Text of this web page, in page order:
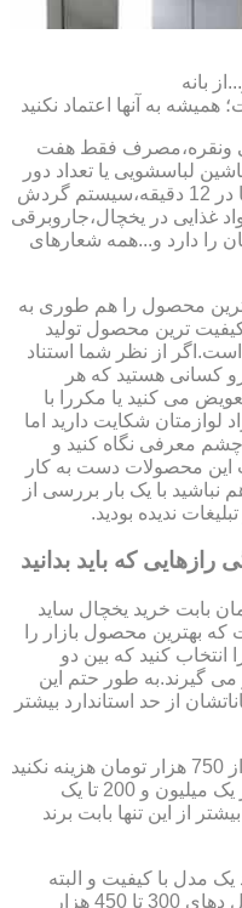
بانه
به آنها اعتماد نکنید
ونقره،مصرف فقط هفت
لباسشویی یا تعداد دور
دیگ درونی،شست و شوی ظروف تنها در 12 دقیقه،سیستم گردش
غذایی در یخچال،جاروبرقی
را دارد و...همه شعارهای
محصول را هم طوری به
ترین محصول تولید
از نظر شما استناد
کسانی هستید که هر
می کنید یا مکررا با
لوازمتان شکایت دارید اما
چشم معرفی نگاه کنید و
این محصولات دست به کار
با یک بار بررسی از
ندیده بودید.
که باید بدانید
بابت خرید یخچال ساید
که بهترین محصول بازار را
انتخاب کنید که بین دو
قرار می گیرند.به طور حتم این
از حد استاندارد بیشتر
برای خرید اجاق گازهای داخلی بیشتر از 750 هزار تومان هزینه نکنید
اما مدل های وارداتی به درد بخور را از یک میلیون و 200 تا یک
بیشتر از این تنها بابت برند
مدل با کیفیت و البته
مخزن دار را انتخاب کنید به راحتی مدل دهای 300 تا 450 هزار